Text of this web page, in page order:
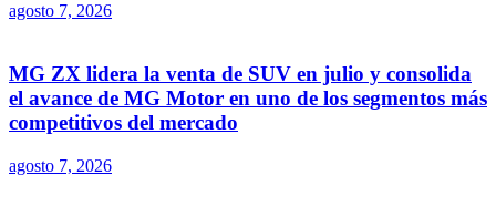
agosto 7, 2026
MG ZX lidera la venta de SUV en julio y consolida
el avance de MG Motor en uno de los segmentos más
competitivos del mercado
agosto 7, 2026